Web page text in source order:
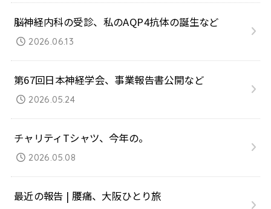
脳神経内科の受診、私のAQP4抗体の誕生など
2026.06.13
第67回日本神経学会、事業報告書公開など
2026.05.24
チャリティTシャツ、今年の。
2026.05.08
最近の報告 | 腰痛、大阪ひとり旅